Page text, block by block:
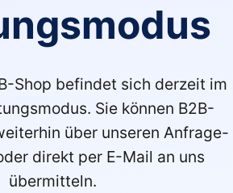
Shop befindet sich derzeit im
Sie können B2B-
über unseren Anfrage-
direkt per E-Mail an uns
übermitteln.